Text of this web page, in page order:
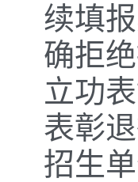
续填
确拒
立功
表彰
招生